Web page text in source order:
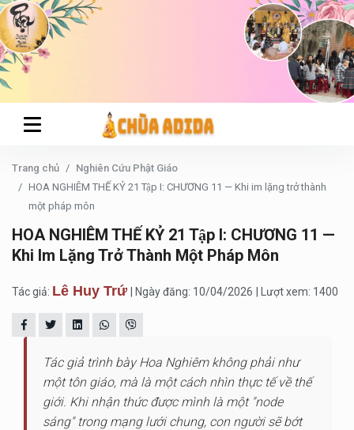
Trang chủ
Nghiên Cứu Phật Giáo
HOA NGHIÊM THẾ KỶ 21 Tập I: CHƯƠNG 11 — Khi im lặng trở thành
một pháp môn
HOA NGHIÊM THẾ KỶ 21 Tập I: CHƯƠNG 11 —
Khi Im Lặng Trở Thành Một Pháp Môn
Tác giả: Lê Huy Trứ | Ngày đăng: 10/04/2026 | Lượt xem: 1400
Tác giả trình bày Hoa Nghiêm không phải như
một tôn giáo, mà là một cách nhìn thực tế về thế
giới. Khi nhận thức được mình là một "node
sáng" trong mạng lưới chung, con người sẽ bớt